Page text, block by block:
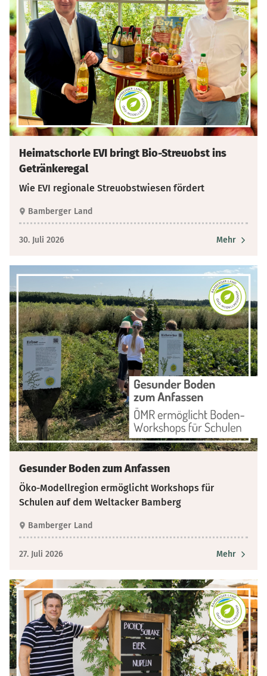
Heimatschorle EVI bringt Bio-Streuobst ins
Getränkeregal
Wie EVI regionale Streuobstwiesen fördert
Bamberger Land
30. Juli 2026 Mehr
Gesunder Boden zum Anfassen
Öko-Modellregion ermöglicht Workshops für
Schulen auf dem Weltacker Bamberg
Bamberger Land
27. Juli 2026 Mehr